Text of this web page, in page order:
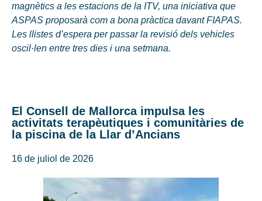
magnètics a les estacions de la ITV, una iniciativa que
ASPAS proposarà com a bona pràctica davant FIAPAS.
Les llistes d’espera per passar la revisió dels vehicles
oscil·len entre tres dies i una setmana.
El Consell de Mallorca impulsa les
activitats terapèutiques i comunitàries de
la piscina de la Llar d’Ancians
16 de juliol de 2026